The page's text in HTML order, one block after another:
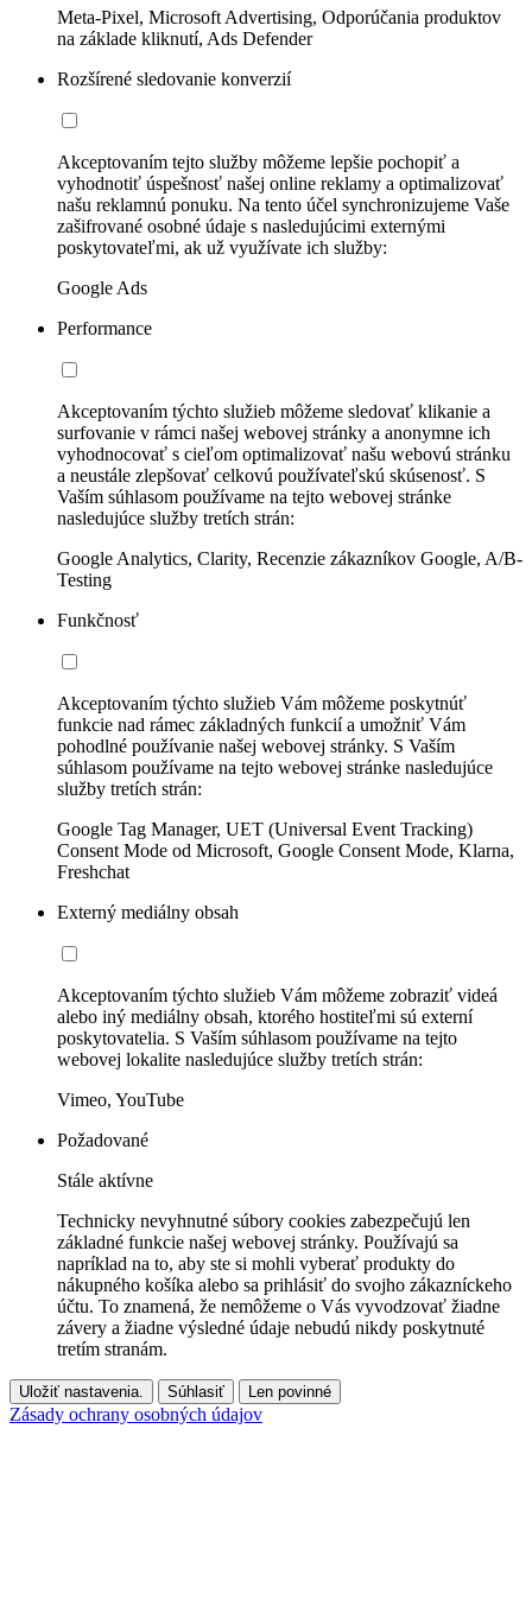
Meta-Pixel, Microsoft Advertising, Odporúčania produktov
na základe kliknutí, Ads Defender
Rozšírené sledovanie konverzií
Akceptovaním tejto služby môžeme lepšie pochopiť a
vyhodnotiť úspešnosť našej online reklamy a optimalizovať
našu reklamnú ponuku. Na tento účel synchronizujeme Vaše
zašifrované osobné údaje s nasledujúcimi externými
poskytovateľmi, ak už využívate ich služby:
Google Ads
Performance
Akceptovaním týchto služieb môžeme sledovať klikanie a
surfovanie v rámci našej webovej stránky a anonymne ich
vyhodnocovať s cieľom optimalizovať našu webovú stránku
a neustále zlepšovať celkovú používateľskú skúsenosť. S
Vaším súhlasom používame na tejto webovej stránke
nasledujúce služby tretích strán:
Google Analytics, Clarity, Recenzie zákazníkov Google, A/B-
Testing
Funkčnosť
Akceptovaním týchto služieb Vám môžeme poskytnúť
funkcie nad rámec základných funkcií a umožniť Vám
pohodlné používanie našej webovej stránky. S Vaším
súhlasom používame na tejto webovej stránke nasledujúce
služby tretích strán:
Google Tag Manager, UET (Universal Event Tracking)
Consent Mode od Microsoft, Google Consent Mode, Klarna,
Freshchat
Externý mediálny obsah
Akceptovaním týchto služieb Vám môžeme zobraziť videá
alebo iný mediálny obsah, ktorého hostiteľmi sú externí
poskytovatelia. S Vaším súhlasom používame na tejto
webovej lokalite nasledujúce služby tretích strán:
Vimeo, YouTube
Požadované
Stále aktívne
Technicky nevyhnutné súbory cookies zabezpečujú len
základné funkcie našej webovej stránky. Používajú sa
napríklad na to, aby ste si mohli vyberať produkty do
nákupného košíka alebo sa prihlásiť do svojho zákazníckeho
účtu. To znamená, že nemôžeme o Vás vyvodzovať žiadne
závery a žiadne výsledné údaje nebudú nikdy poskytnuté
tretím stranám.
Uložiť nastavenia. Súhlasiť Len povinné
Zásady ochrany osobných údajov